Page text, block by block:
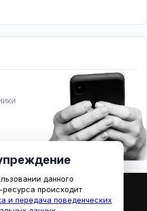
данного
ресурса происходит
и передача поведенческих